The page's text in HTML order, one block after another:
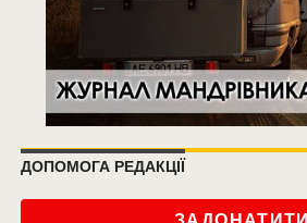
ДОПОМОГА РЕДАКЦІЇ